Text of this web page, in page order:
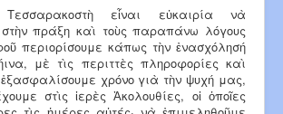
εἶναι εὐκαιρία νὰ
πράξη καὶ τοὺς παραπάνω λόγους
πε­ριορίσουμε κάπως τὴν ἐνασχόλησή
μὲ τὶς περιττὲς πληροφορίες καὶ
χρόνο γιὰ τὴν ψυχή μας,
στὶς ἱερὲς Ἀκολουθίες, οἱ ὁποῖες